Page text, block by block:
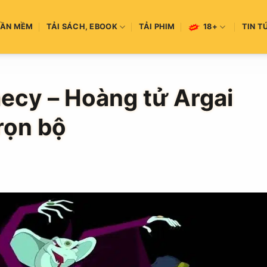
MỀM TẢI SÁCH, EBOOK TẢI PHIM 18+ TIN
– Hoàng tử Argai
bộ